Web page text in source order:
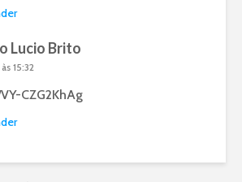
Lucio Brito
15:32
CZG2KhAg